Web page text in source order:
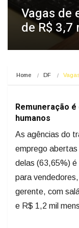
Vagas de
de R$ 3,7
Home DF
Remuneração
humanos
As agências do
emprego
delas (63,65%)
para
gerente, com
e R$ 1,2 mil